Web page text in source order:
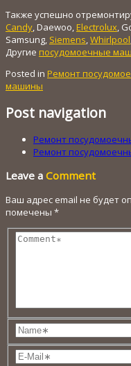
Также успешно
Candy, Daewoo, Electrolux,
Samsung, Siemens,Whirlpool
Другие посудомоечные
Posted in Ремонт
машины
Post navigation
Ремонт
Ремонт
Leave a Comment
Ваш адрес email не будет
помечены *